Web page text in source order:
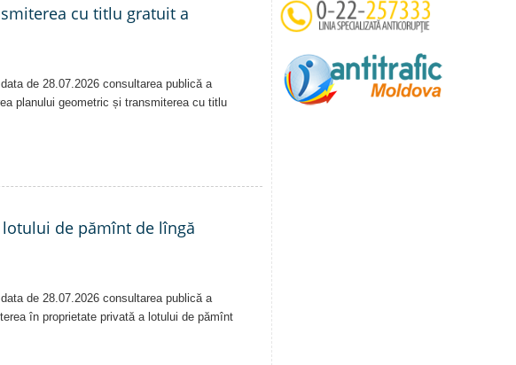
cu titlu gratuit a
de 28.07.2026 consultarea publică a
planului geometric și transmiterea cu titlu
de pămînt de lîngă
de 28.07.2026 consultarea publică a
în proprietate privată a lotului de pămînt